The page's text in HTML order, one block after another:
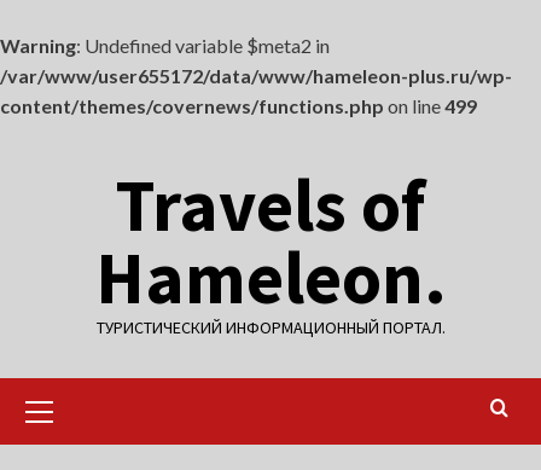
Warning: Undefined variable $meta2 in
/var/www/user655172/data/www/hameleon-plus.ru/wp-
content/themes/covernews/functions.php on line499
Travels of
Hameleon.
ТУРИСТИЧЕСКИЙ ИНФОРМАЦИОННЫЙ ПОРТАЛ.
меню